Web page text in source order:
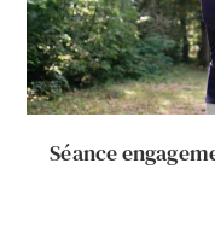
Séance